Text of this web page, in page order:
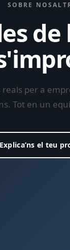
SOBRE
de
per a
Tot en un
Explica’ns el teu